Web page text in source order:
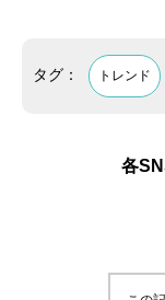
タグ： トレンド
各